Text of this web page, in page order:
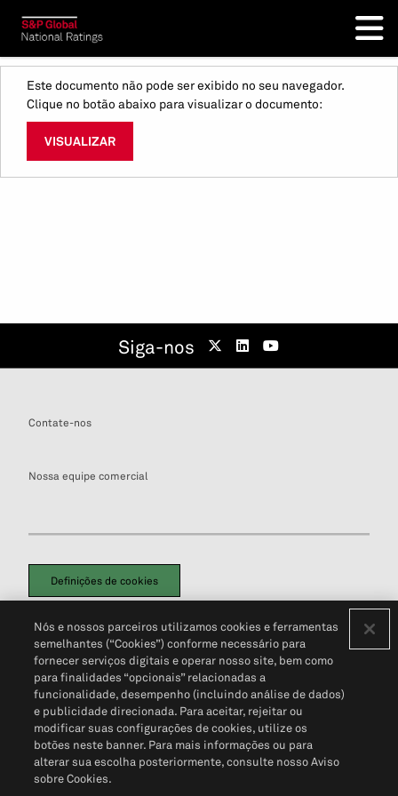
Este documento não pode ser exibido no seu navegador.
Clique no botão abaixo para visualizar o documento:
VISUALIZAR
Siga-nos
Contate-nos
Nossa equipe comercial
Definições de cookies
Política de PrivacidadePortal de privacidade do cliente (em inglês)
Não Venda Minhas Informações Pessoais© 2026 S&P Global
Nós e nossos parceiros utilizamos cookies e ferramentas
semelhantes (“Cookies”) conforme necessário para
fornecer serviços digitais e operar nosso site, bem como
para finalidades “opcionais” relacionadas a
funcionalidade, desempenho (incluindo análise de dados)
e publicidade direcionada. Para aceitar, rejeitar ou
modificar suas configurações de cookies, utilize os
botões neste banner. Para mais informações ou para
alterar sua escolha posteriormente, consulte nosso Aviso
sobre Cookies.